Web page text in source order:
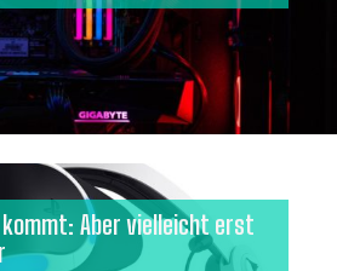
kommt: Aber vielleicht erst